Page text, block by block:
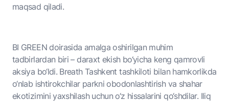
maqsad qiladi.
BI GREEN doirasida amalga oshirilgan muhim
tadbirlardan biri – daraxt ekish bo‘yicha keng qamrovli
aksiya bo‘ldi. Breath Tashkent tashkiloti bilan hamkorlikda
o‘nlab ishtirokchilar parkni obodonlashtirish va shahar
ekotizimini yaxshilash uchun o‘z hissalarini qo‘shdilar. Iliq